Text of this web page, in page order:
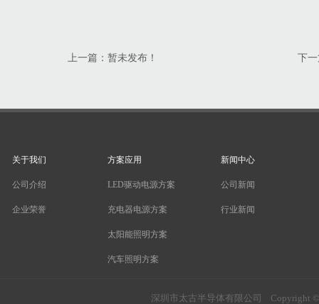
上一篇：暂未发布！ 下
关于我们
公司介绍
企业荣誉
方案应用
LED驱动电源方案
充电器电源方案
太阳能照明方案
汽车照明方案
新闻中心
公司新闻
行业新闻
深圳市太古半导体有限公司 Copyright